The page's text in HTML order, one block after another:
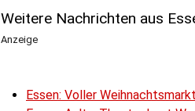
Weitere Nachrichten aus
Anzeige
Essen: Voller